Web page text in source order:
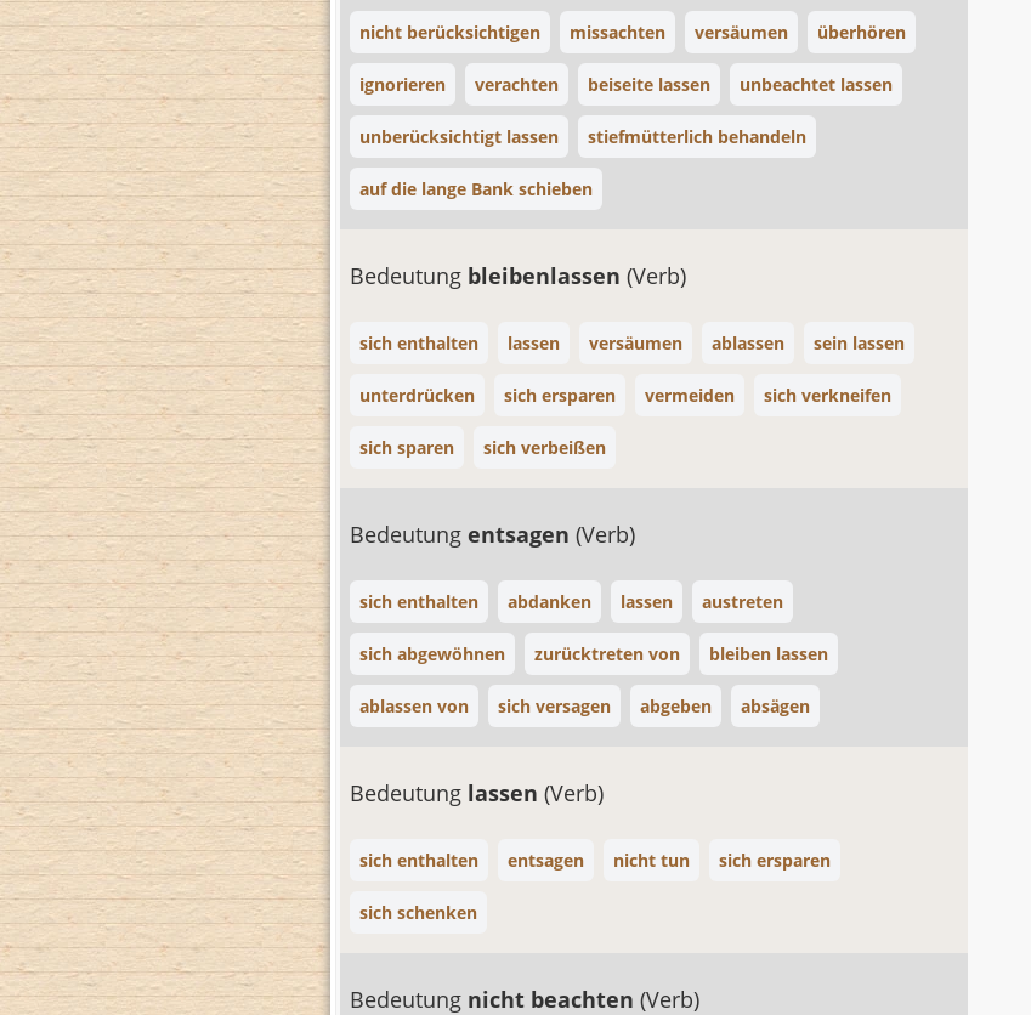
nicht berücksichtigen missachten versäumen überhören
ignorieren verachten beiseite lassen unbeachtet lassen
unberücksichtigt lassen stiefmütterlich behandeln
auf die lange Bank schieben
Bedeutung bleibenlassen (Verb)
sich enthalten lassen versäumen ablassen sein lassen
unterdrücken sich ersparen vermeiden sich verkneifen
sich sparen sich verbeißen
Bedeutung entsagen (Verb)
sich enthalten abdanken lassen austreten
sich abgewöhnen zurücktreten von bleiben lassen
ablassen von sich versagen abgeben absägen
Bedeutung lassen (Verb)
sich enthalten entsagen nicht tun sich ersparen
sich schenken
Bedeutung nicht beachten (Verb)